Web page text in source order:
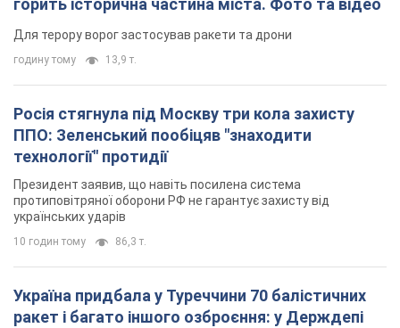
горить історична частина міста. Фото та відео
Для терору ворог застосував ракети та дрони
годину тому 13,9 т.
Росія стягнула під Москву три кола захисту
ППО: Зеленський пообіцяв "знаходити
технології" протидії
Президент заявив, що навіть посилена система
протиповітряної оборони РФ не гарантує захисту від
українських ударів
10 годин тому 86,3 т.
Україна придбала у Туреччини 70 балістичних
ракет і багато іншого озброєння: у Держдепі